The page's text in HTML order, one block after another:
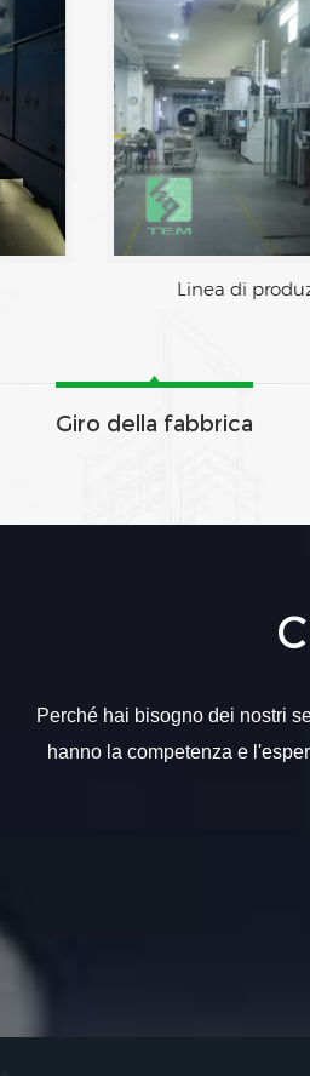
Linea di
Giro della fabbrica
Perché hai bisogno dei nostri
hanno la competenza e